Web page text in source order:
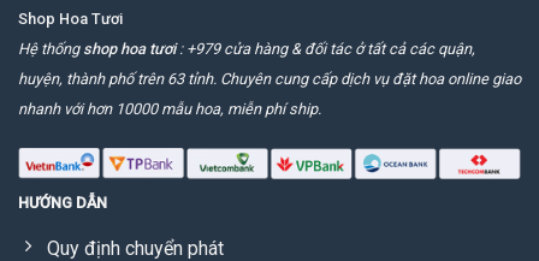
Shop Hoa Tươi
Hệ thống shop hoa tươi: +979 cửa hàng & đối tác ở tất cả các quận,
huyện, thành phố trên 63 tỉnh. Chuyên cung cấp dịch vụ đặt hoa online giao
nhanh với hơn 10000 mẫu hoa, miễn phí ship.
HƯỚNG DẪN
Quy định chuyển phát